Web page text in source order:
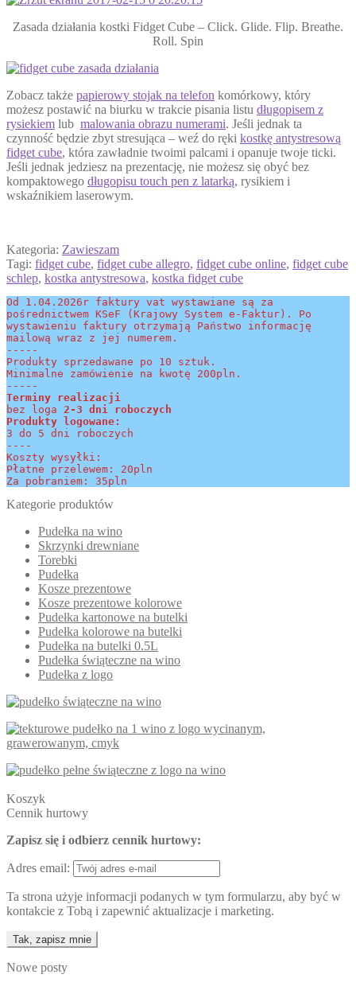
Zasada działania kostki Fidget Cube – Click. Glide. Flip. Breathe.
Roll. Spin
Zobacz także papierowy stojak na telefon komórkowy, który
możesz postawić na biurku w trakcie pisania listu długopisem z
rysiekiem lub malowania obrazu numerami. Jeśli jednak ta
czynność będzie zbyt stresująca – weź do ręki kostkę antystresową
fidget cube, która zawładnie twoimi palcami i opanuje twoje ticki.
Jeśli jednak jedziesz na prezentację, nie możesz się obyć bez
kompaktowego długopisu touch pen z latarką, rysikiem i
wskaźnikiem laserowym.
Kategoria: Zawieszam
Tagi: fidget cube, fidget cube allegro, fidget cube online, fidget cube
schlep, kostka antystresowa, kostka fidget cube
Od 1.04.2026r faktury vat wystawiane są za
pośrednictwem KSeF (Krajowy System e-Faktur). Po
wystawieniu faktury otrzymają Państwo informację
mailową wraz z jej numerem.
-----
Produkty sprzedawane po 10 sztuk.
Minimalne zamówienie na kwotę 200pln.
-----
Terminy realizacji
bez loga 2-3 dni roboczych
Produkty logowane:
3 do 5 dni roboczych
----
Koszty wysyłki:
Płatne przelewem: 20pln
Za pobraniem: 35pln
Kategorie produktów
Pudełka na wino
Skrzynki drewniane
Torebki
Pudełka
Kosze prezentowe
Kosze prezentowe kolorowe
Pudełka kartonowe na butelki
Pudełka kolorowe na butelki
Pudełka na butelki 0.5L
Pudełka świąteczne na wino
Pudełka z logo
Koszyk
Cennik hurtowy
Zapisz się i odbierz cennik hurtowy:
Adres email:
Ta strona użyje informacji podanych w tym formularzu, aby być w
kontakcie z Tobą i zapewnić aktualizacje i marketing.
Nowe posty